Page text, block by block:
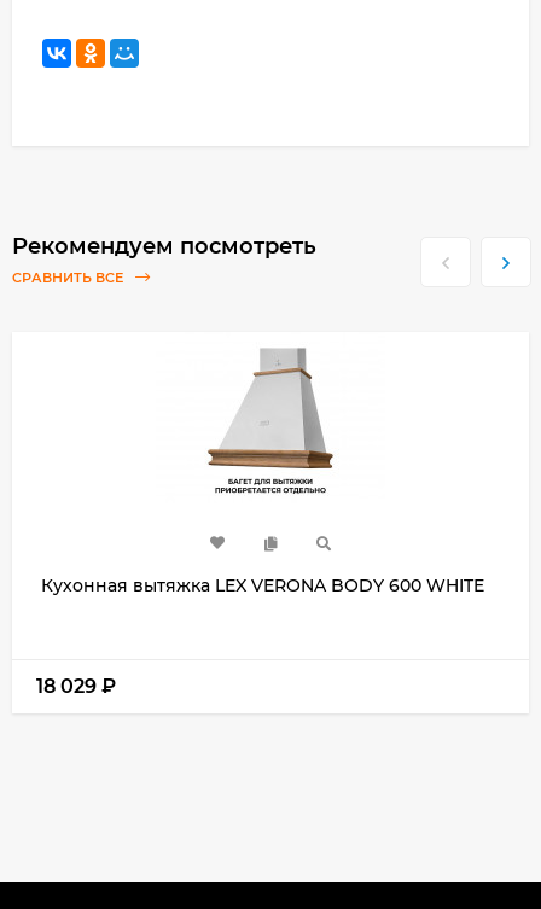
Рекомендуем посмотреть
СРАВНИТЬ ВСЕ
Кухонная вытяжка LEX VERONA BODY 600 WHITE
18 029 ₽